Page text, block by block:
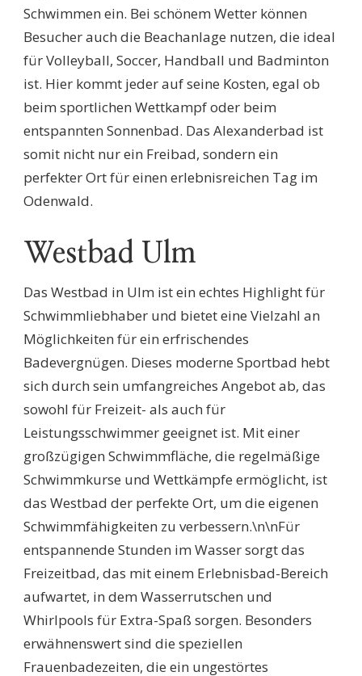
Schwimmen ein. Bei schönem Wetter können
Besucher auch die Beachanlage nutzen, die ideal
für Volleyball, Soccer, Handball und Badminton
ist. Hier kommt jeder auf seine Kosten, egal ob
beim sportlichen Wettkampf oder beim
entspannten Sonnenbad. Das Alexanderbad ist
somit nicht nur ein Freibad, sondern ein
perfekter Ort für einen erlebnisreichen Tag im
Odenwald.
Westbad Ulm
Das Westbad in Ulm ist ein echtes Highlight für
Schwimmliebhaber und bietet eine Vielzahl an
Möglichkeiten für ein erfrischendes
Badevergnügen. Dieses moderne Sportbad hebt
sich durch sein umfangreiches Angebot ab, das
sowohl für Freizeit- als auch für
Leistungsschwimmer geeignet ist. Mit einer
großzügigen Schwimmfläche, die regelmäßige
Schwimmkurse und Wettkämpfe ermöglicht, ist
das Westbad der perfekte Ort, um die eigenen
Schwimmfähigkeiten zu verbessern.\n\nFür
entspannende Stunden im Wasser sorgt das
Freizeitbad, das mit einem Erlebnisbad-Bereich
aufwartet, in dem Wasserrutschen und
Whirlpools für Extra-Spaß sorgen. Besonders
erwähnenswert sind die speziellen
Frauenbadezeiten, die ein ungestörtes